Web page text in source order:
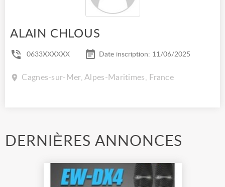
ALAIN CHLOUS
0633XXXXXX Date inscription: 11/06/2025
Cagnes-sur-Mer, Alpes-Maritimes, France
DERNIÈRES ANNONCES